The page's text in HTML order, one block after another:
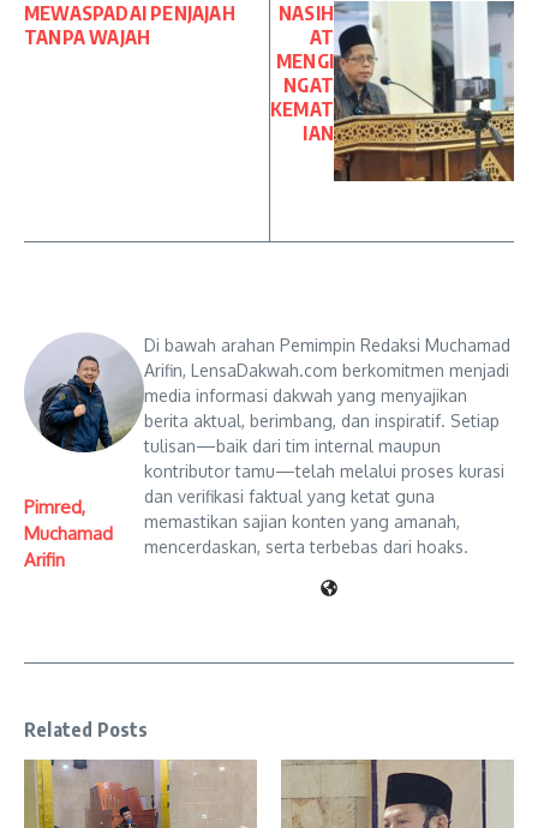
MEWASPADAI PENJAJAH
TANPA WAJAH
NASIH
AT
MENGI
NGAT
KEMAT
IAN
Pimred,
Muchamad
Arifin
Di bawah arahan Pemimpin Redaksi Muchamad
Arifin, LensaDakwah.com berkomitmen menjadi
media informasi dakwah yang menyajikan
berita aktual, berimbang, dan inspiratif. Setiap
tulisan—baik dari tim internal maupun
kontributor tamu—telah melalui proses kurasi
dan verifikasi faktual yang ketat guna
memastikan sajian konten yang amanah,
mencerdaskan, serta terbebas dari hoaks.
Related Posts